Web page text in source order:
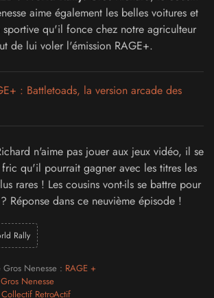
aime également les belles voitures et
qu'il fonce chez notre agriculteur
de lui voler l'émission RAGE+.
: Battletoads, la version arcade des
n'aime pas jouer aux jeux vidéo, il se
qu'il pourrait gagner avec les titres les
rares ! Les cousins vont-ils se battre pour
Réponse dans ce neuvième épisode !
Rally
Gros Nenesse : RAGE +
Gros Nenesse
Collectif RetroActif